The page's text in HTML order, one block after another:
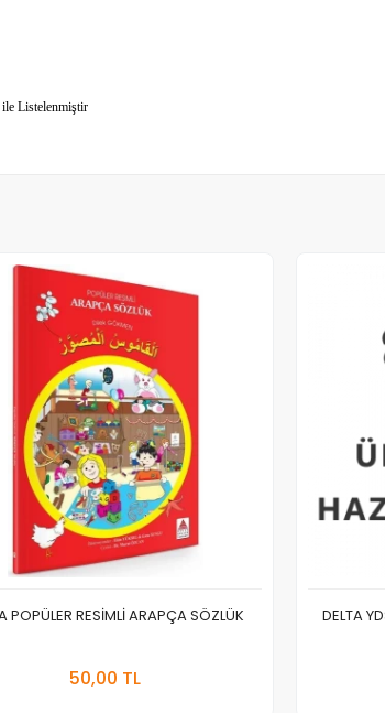
Listelenmiştir
POPÜLER RESİMLİ ARAPÇA SÖZLÜK
50,00 TL
DELTA